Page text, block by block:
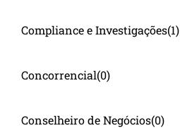
Compliance e Investigações(1)
Concorrencial(0)
Conselheiro de Negócios(0)